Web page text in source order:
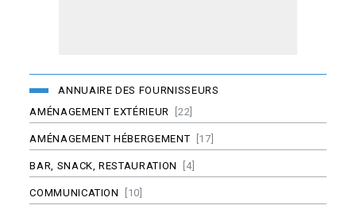
ANNUAIRE DES FOURNISSEURS
AMÉNAGEMENT EXTÉRIEUR [22]
AMÉNAGEMENT HÉBERGEMENT [17]
BAR, SNACK, RESTAURATION [4]
COMMUNICATION [10]